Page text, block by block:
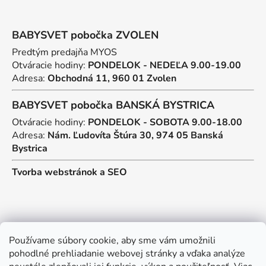
Používame súbory cookie, aby sme vám umožnili
pohodlné prehliadanie webovej stránky a vďaka analýze
BABYSVET pobočka ZVOLEN
Predtým predajňa MYOS
Otváracie hodiny: PONDELOK - NEDEĽA 9.00-19.00
Adresa: Obchodná 11, 960 01 Zvolen
BABYSVET pobočka BANSKÁ BYSTRICA
Otváracie hodiny: PONDELOK - SOBOTA 9.00-18.00
Adresa: Nám. Ľudovíta Štúra 30, 974 05 Banská
Bystrica
Tvorba webstránok a SEO
Kontakt